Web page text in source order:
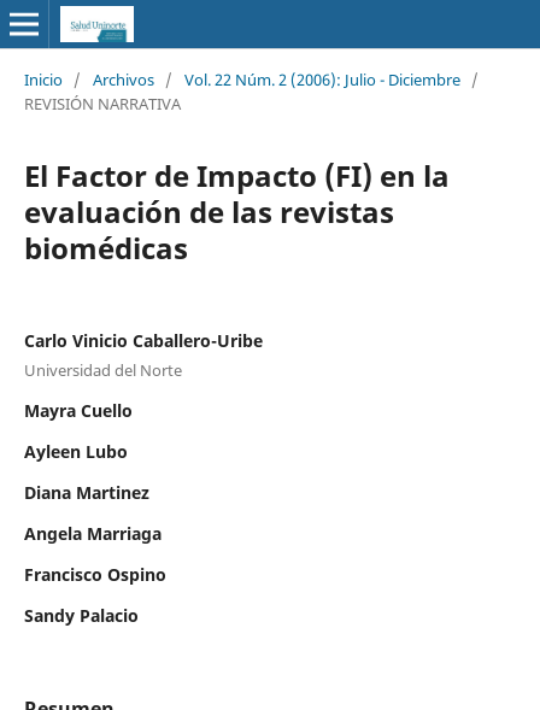
Inicio / Archivos / Vol. 22 Núm. 2 (2006): Julio - Diciembre /
REVISIÓN NARRATIVA
El Factor de Impacto (FI) en la
evaluación de las revistas
biomédicas
Carlo Vinicio Caballero-Uribe
Universidad del Norte
Mayra Cuello
Ayleen Lubo
Diana Martinez
Angela Marriaga
Francisco Ospino
Sandy Palacio